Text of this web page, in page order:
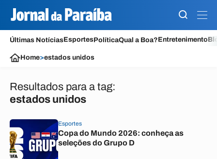
Últimas NotíciasEsportesPolíticaQual a Boa?Entretenimento
Home>estados unidos
Resultados para a tag:
estados unidos
Esportes
Copa do Mundo 2026: conheça as
seleções do Grupo D